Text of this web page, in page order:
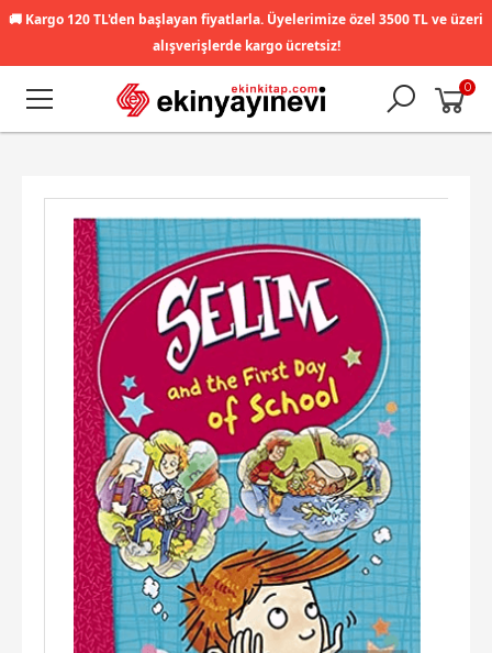
🚚 Kargo 120 TL'den başlayan fiyatlarla. Üyelerimize özel 3500 TL ve üzeri
alışverişlerde kargo ücretsiz!
0